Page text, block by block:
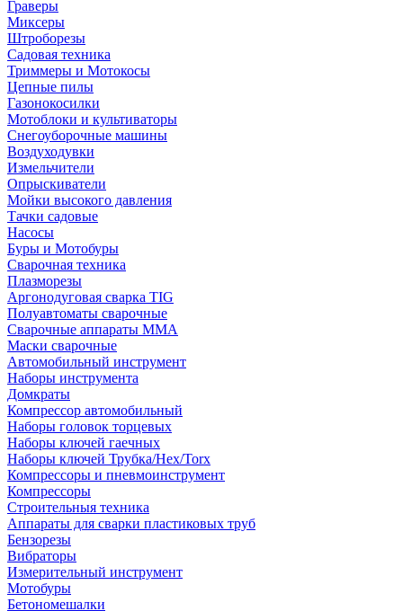
Граверы
Миксеры
Штроборезы
Садовая техника
Триммеры и Мотокосы
Цепные пилы
Газонокосилки
Мотоблоки и культиваторы
Снегоуборочные машины
Воздуходувки
Измельчители
Опрыскиватели
Мойки высокого давления
Тачки садовые
Насосы
Буры и Мотобуры
Сварочная техника
Плазморезы
Аргонодуговая сварка TIG
Полуавтоматы сварочные
Сварочные аппараты ММА
Маски сварочные
Автомобильный инструмент
Наборы инструмента
Домкраты
Компрессор автомобильный
Наборы головок торцевых
Наборы ключей гаечных
Наборы ключей Трубка/Hex/Torx
Компрессоры и пневмоинструмент
Компрессоры
Строительныя техника
Аппараты для сварки пластиковых труб
Бензорезы
Вибраторы
Измерительный инструмент
Мотобуры
Бетономешалки